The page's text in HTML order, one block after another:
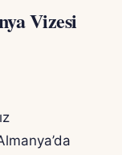
Vizesi